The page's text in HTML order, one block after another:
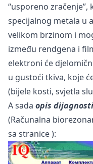
“usporeno
specijalnog metala u
velikom brzinom i
između rendgena i
elektroni će
u gustoći tkiva, koje
(bijele kosti, svjetla
A sada opis
(Računalna
sa stranice):